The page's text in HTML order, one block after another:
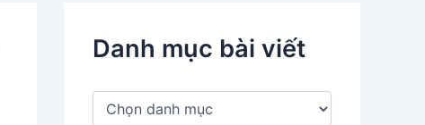
Danh mục bài viết
D